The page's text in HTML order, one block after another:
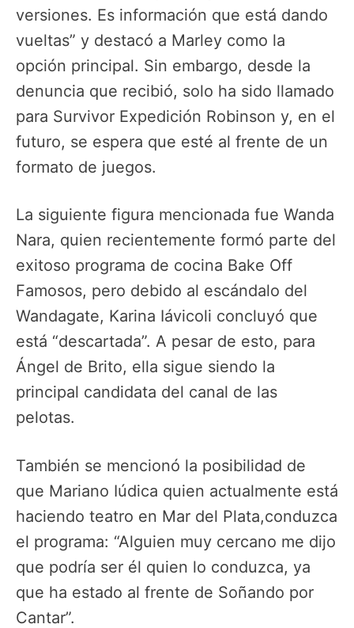
versiones. Es información que está dando
vueltas” y destacó a Marley como la
opción principal. Sin embargo, desde la
denuncia que recibió, solo ha sido llamado
para Survivor Expedición Robinson y, en el
futuro, se espera que esté al frente de un
formato de juegos.
La siguiente figura mencionada fue Wanda
Nara, quien recientemente formó parte del
exitoso programa de cocina Bake Off
Famosos, pero debido al escándalo del
Wandagate, Karina Iávicoli concluyó que
está “descartada”. A pesar de esto, para
Ángel de Brito, ella sigue siendo la
principal candidata del canal de las
pelotas.
También se mencionó la posibilidad de
que Mariano Iúdica quien actualmente está
haciendo teatro en Mar del Plata,conduzca
el programa: “Alguien muy cercano me dijo
que podría ser él quien lo conduzca, ya
que ha estado al frente de Soñando por
Cantar”.